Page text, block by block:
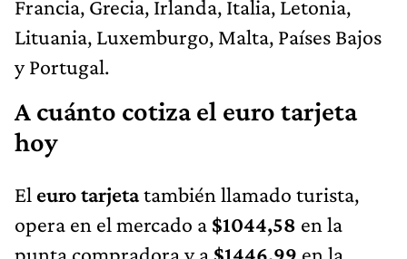
Francia, Grecia, Irlanda, Italia, Letonia,
Lituania, Luxemburgo, Malta, Países Bajos
y Portugal.
A cuánto cotiza el euro tarjeta
hoy
El euro tarjetatambién llamado turista,
opera en el mercado a $1044,58 en la
punta compradora y a $1446,99 en la